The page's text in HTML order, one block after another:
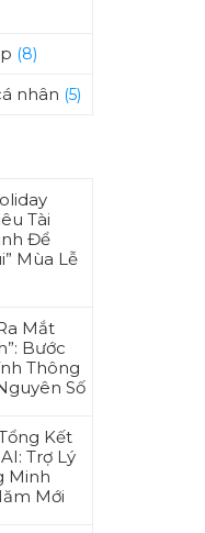
(8)
nhân (5)
Tài
Để
Mùa Lễ
Mắt
Bước
Thông
Số
Kết
Trợ Lý
Minh
Mới